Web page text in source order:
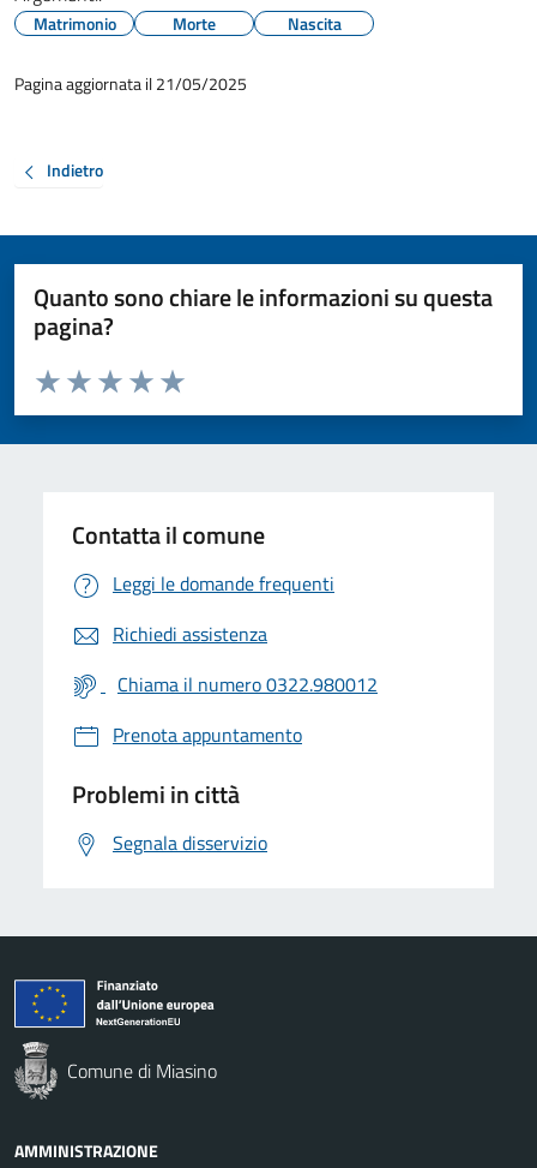
Matrimonio Morte Nascita
Pagina aggiornata il 21/05/2025
Indietro
Quanto sono chiare le informazioni su questa
pagina?
Valuta da 1 a 5 stelle la pagina
Valuta 5 stelle su 5
Valuta 4 stelle su 5
Valuta 3 stelle su 5
Valuta 2 stelle su 5
Valuta 1 stelle su 5
Contatta il comune
Leggi le domande frequenti
Richiedi assistenza
Chiama il numero 0322.980012
Prenota appuntamento
Problemi in città
Segnala disservizio
Comune di Miasino
AMMINISTRAZIONE